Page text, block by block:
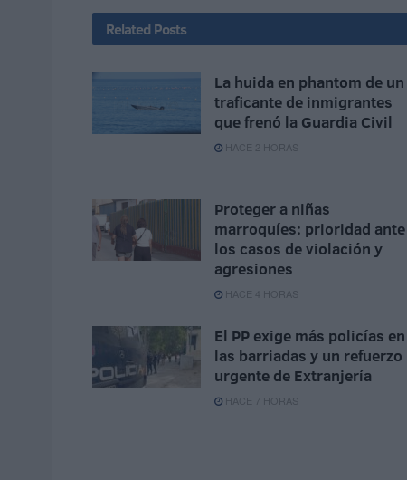
Related Posts
La huida en phantom de un
traficante de inmigrantes
que frenó la Guardia Civil
HACE 2 HORAS
Proteger a niñas
marroquíes: prioridad ante
los casos de violación y
agresiones
HACE 4 HORAS
El PP exige más policías en
las barriadas y un refuerzo
urgente de Extranjería
HACE 7 HORAS